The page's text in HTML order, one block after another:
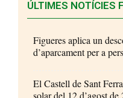
ÚLTIMES NOTÍCIES
Figueres aplica un
d’aparcament per a
El Castell de Sant
solar del 12 d’agost de